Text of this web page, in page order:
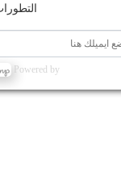
Powered by